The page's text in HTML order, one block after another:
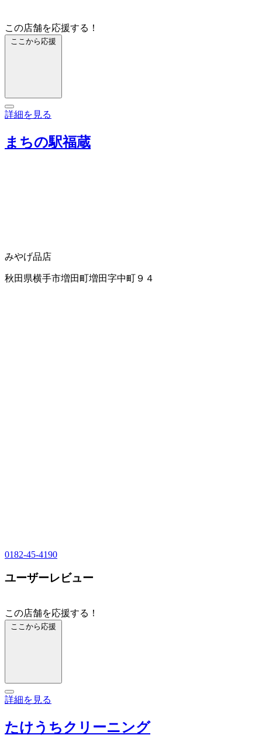
この店舗を応援する！
ここから応援
詳細を見る
まちの駅福蔵
みやげ品店
秋田県横手市増田町増田字中町９４
0182-45-4190
ユーザーレビュー
この店舗を応援する！
ここから応援
詳細を見る
たけうちクリーニング